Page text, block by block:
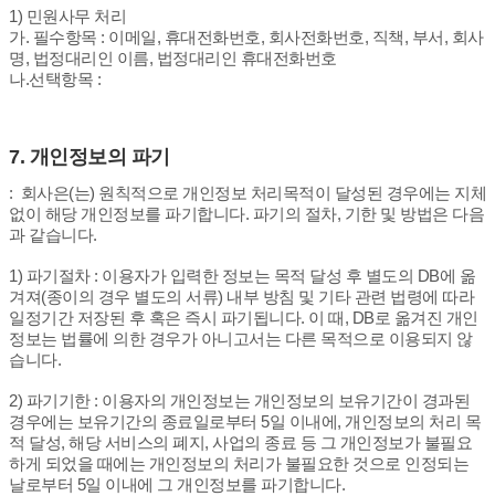
1) 민원사무 처리
가. 필수항목 : 이메일, 휴대전화번호, 회사전화번호, 직책, 부서, 회사
명, 법정대리인 이름, 법정대리인 휴대전화번호
나.선택항목 :
7. 개인정보의 파기
: 회사은(는) 원칙적으로 개인정보 처리목적이 달성된 경우에는 지체
없이 해당 개인정보를 파기합니다. 파기의 절차, 기한 및 방법은 다음
과 같습니다.
1) 파기절차 : 이용자가 입력한 정보는 목적 달성 후 별도의 DB에 옮
겨져(종이의 경우 별도의 서류) 내부 방침 및 기타 관련 법령에 따라
일정기간 저장된 후 혹은 즉시 파기됩니다. 이 때, DB로 옮겨진 개인
정보는 법률에 의한 경우가 아니고서는 다른 목적으로 이용되지 않
습니다.
2) 파기기한 : 이용자의 개인정보는 개인정보의 보유기간이 경과된
경우에는 보유기간의 종료일로부터 5일 이내에, 개인정보의 처리 목
적 달성, 해당 서비스의 폐지, 사업의 종료 등 그 개인정보가 불필요
하게 되었을 때에는 개인정보의 처리가 불필요한 것으로 인정되는
날로부터 5일 이내에 그 개인정보를 파기합니다.